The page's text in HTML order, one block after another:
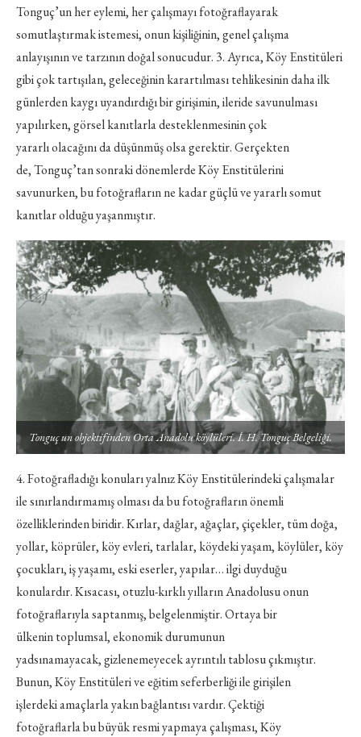
Tonguç’un her eylemi, her çalışmayı fotoğraflayarak
somutlaştırmak istemesi, onun kişiliğinin, genel çalışma
anlayışının ve tarzının doğal sonucudur. 3. Ayrıca, Köy Enstitüleri
gibi çok tartışılan, geleceğinin karartılması tehlikesinin daha ilk
günlerden kaygı uyandırdığı bir girişimin, ileride savunulması
yapılırken, görsel kanıtlarla desteklenmesinin çok
yararlı olacağını da düşünmüş olsa gerektir. Gerçekten
de, Tonguç’tan sonraki dönemlerde Köy Enstitülerini
savunurken, bu fotoğrafların ne kadar güçlü ve yararlı somut
kanıtlar olduğu yaşanmıştır.
Tonguç un objektifinden Orta Anadolu köylüleri. İ. H. Tonguç Belgeliği.
4. Fotoğrafladığı konuları yalnız Köy Enstitülerindeki çalışmalar
ile sınırlandırmamış olması da bu fotoğrafların önemli
özelliklerinden biridir. Kırlar, dağlar, ağaçlar, çiçekler, tüm doğa,
yollar, köprüler, köy evleri, tarlalar, köydeki yaşam, köylüler, köy
çocukları, iş yaşamı, eski eserler, yapılar… ilgi duyduğu
konulardır. Kısacası, otuzlu-kırklı yılların Anadolusu onun
fotoğraflarıyla saptanmış, belgelenmiştir. Ortaya bir
ülkenin toplumsal, ekonomik durumunun
yadsınamayacak, gizlenemeyecek ayrıntılı tablosu çıkmıştır.
Bunun, Köy Enstitüleri ve eğitim seferberliği ile girişilen
işlerdeki amaçlarla yakın bağlantısı vardır. Çektiği
fotoğraflarla bu büyük resmi yapmaya çalışması, Köy